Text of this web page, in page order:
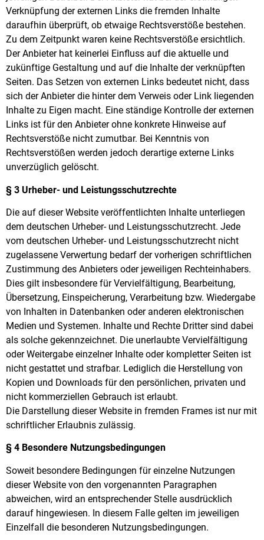
Verknüpfung der externen Links die fremden Inhalte
daraufhin überprüft, ob etwaige Rechtsverstöße bestehen.
Zu dem Zeitpunkt waren keine Rechtsverstöße ersichtlich.
Der Anbieter hat keinerlei Einfluss auf die aktuelle und
zukünftige Gestaltung und auf die Inhalte der verknüpften
Seiten. Das Setzen von externen Links bedeutet nicht, dass
sich der Anbieter die hinter dem Verweis oder Link liegenden
Inhalte zu Eigen macht. Eine ständige Kontrolle der externen
Links ist für den Anbieter ohne konkrete Hinweise auf
Rechtsverstöße nicht zumutbar. Bei Kenntnis von
Rechtsverstößen werden jedoch derartige externe Links
unverzüglich gelöscht.
§ 3 Urheber- und Leistungsschutzrechte
Die auf dieser Website veröffentlichten Inhalte unterliegen
dem deutschen Urheber- und Leistungsschutzrecht. Jede
vom deutschen Urheber- und Leistungsschutzrecht nicht
zugelassene Verwertung bedarf der vorherigen schriftlichen
Zustimmung des Anbieters oder jeweiligen Rechteinhabers.
Dies gilt insbesondere für Vervielfältigung, Bearbeitung,
Übersetzung, Einspeicherung, Verarbeitung bzw. Wiedergabe
von Inhalten in Datenbanken oder anderen elektronischen
Medien und Systemen. Inhalte und Rechte Dritter sind dabei
als solche gekennzeichnet. Die unerlaubte Vervielfältigung
oder Weitergabe einzelner Inhalte oder kompletter Seiten ist
nicht gestattet und strafbar. Lediglich die Herstellung von
Kopien und Downloads für den persönlichen, privaten und
nicht kommerziellen Gebrauch ist erlaubt.
Die Darstellung dieser Website in fremden Frames ist nur mit
schriftlicher Erlaubnis zulässig.
§ 4 Besondere Nutzungsbedingungen
Soweit besondere Bedingungen für einzelne Nutzungen
dieser Website von den vorgenannten Paragraphen
abweichen, wird an entsprechender Stelle ausdrücklich
darauf hingewiesen. In diesem Falle gelten im jeweiligen
Einzelfall die besonderen Nutzungsbedingungen.